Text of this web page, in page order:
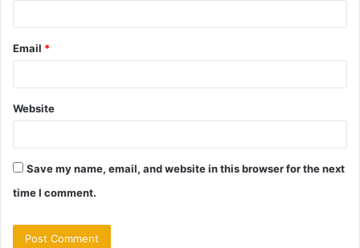
Email *
Website
Save my name, email, and website in this browser for the next
time I comment.